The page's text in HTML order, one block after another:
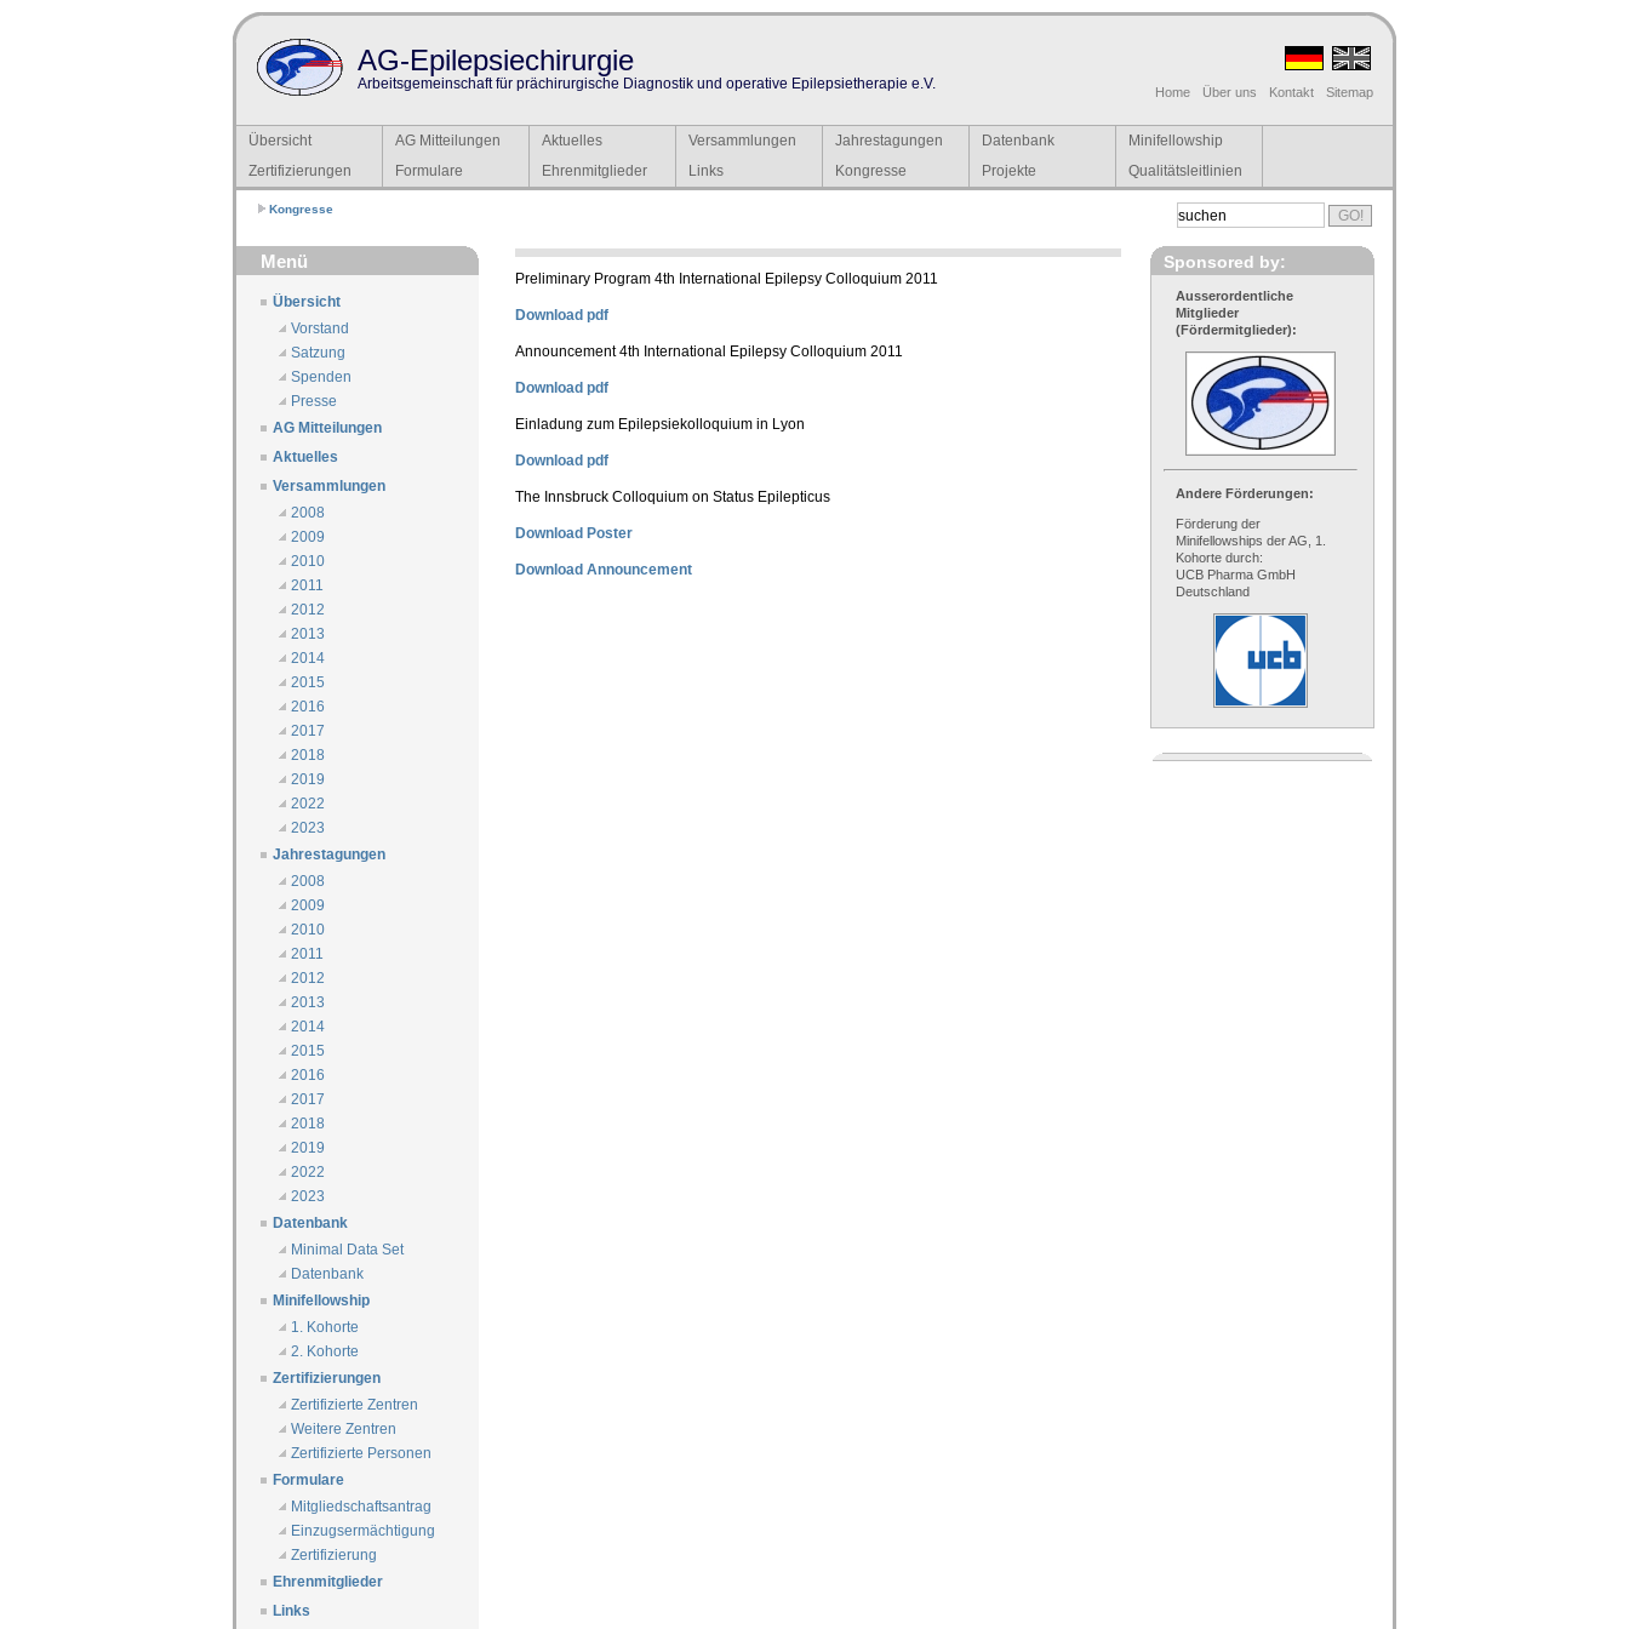
AG-Epilepsiechirurgie
Arbeitsgemeinschaft für prächirurgische Diagnostik und operative Epilepsietherapie e.V. Home Über uns Kontakt Sitemap
Übersicht AG Mitteilungen Aktuelles Versammlungen Jahrestagungen Datenbank
Minifellowship
Zertifizierungen
Formulare Ehrenmitglieder Links Kongresse Projekte Qualitätsleitlinien
Kongresse
Menü
Übersicht
Vorstand
Satzung
Spenden
Presse
AG Mitteilungen
Aktuelles
Versammlungen
2008
2009
2010
2011
2012
2013
2014
2015
2016
2017
2018
2019
2022
2023
Jahrestagungen
2008
2009
2010
2011
2012
2013
2014
2015
2016
2017
2018
2019
2022
2023
Datenbank
Minimal Data Set
Datenbank
Minifellowship
1. Kohorte
2. Kohorte
Zertifizierungen
Zertifizierte Zentren
Weitere Zentren
Zertifizierte Personen
Formulare
Mitgliedschaftsantrag
Einzugsermächtigung
Zertifizierung
Ehrenmitglieder
Links
Preliminary Program 4th International Epilepsy Colloquium 2011
Download pdf
Announcement 4th International Epilepsy Colloquium 2011
Download pdf
Einladung zum Epilepsiekolloquium in Lyon
Download pdf
The Innsbruck Colloquium on Status Epilepticus
Download Poster
Download Announcement
Sponsored by:
Ausserordentliche
Mitglieder
(Fördermitglieder):
Andere Förderungen:
Förderung der
Minifellowships der AG, 1.
Kohorte durch:
UCB Pharma GmbH
Deutschland